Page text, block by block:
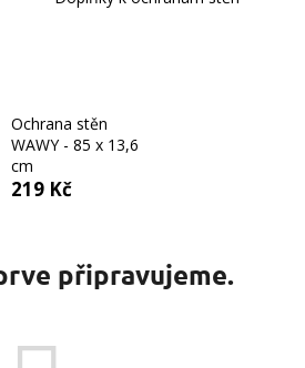
Ochrana stěn
WAWY - 85 x 13,6
cm
219 Kč
připravujeme.